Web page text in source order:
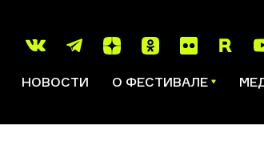
НОВОСТИ О ФЕСТИВАЛЕ